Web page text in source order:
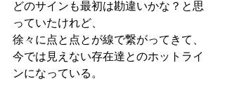
どのサインも最初は勘違いかな？と思
っていたけれど、
徐々に点と点とが線で繋がってきて、
今では見えない存在達とのホットライ
ンになっている。